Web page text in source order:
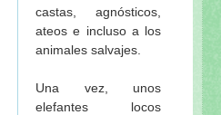
castas, agnósticos,
ateos e incluso a los
animales salvajes.
Una vez, unos
elefantes locos